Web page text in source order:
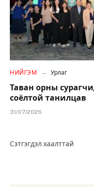
НИЙГЭМ Урлаг
Таван орны
соёлтой танилцав
31/07/2026
Сэтгэгдэл хаалттай